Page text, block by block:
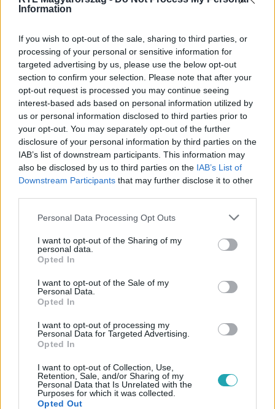
Information
If you wish to opt-out of the sale, sharing to third parties, or
processing of your personal or sensitive information for
targeted advertising by us, please use the below opt-out
section to confirm your selection. Please note that after your
opt-out request is processed you may continue seeing
interest-based ads based on personal information utilized by
us or personal information disclosed to third parties prior to
your opt-out. You may separately opt-out of the further
disclosure of your personal information by third parties on the
IAB’s list of downstream participants. This information may
also be disclosed by us to third parties on the IAB’s List of
Downstream Participants that may further disclose it to other
Please note that this website/app uses one or more Google
not limited to your visit or usage behaviour. You may click to
grant or deny consent to Google and its third-party tags to
use your data for below specified purposes in below Google
consent section.
Personal Data Processing Opt Outs
I want to opt-out of the Sharing of my
personal data.
Opted In
I want to opt-out of the Sale of my
Personal Data.
Opted In
I want to opt-out of processing my
Personal Data for Targeted Advertising.
Opted In
I want to opt-out of Collection, Use,
Retention, Sale, and/or Sharing of my
Personal Data that Is Unrelated with the
Purposes for which it was collected.
Opted Out
Facebookon is!
Követem
BELFÖLD #NOVÁK KATALIN #HUNYADI JÁNOS
Népszerű